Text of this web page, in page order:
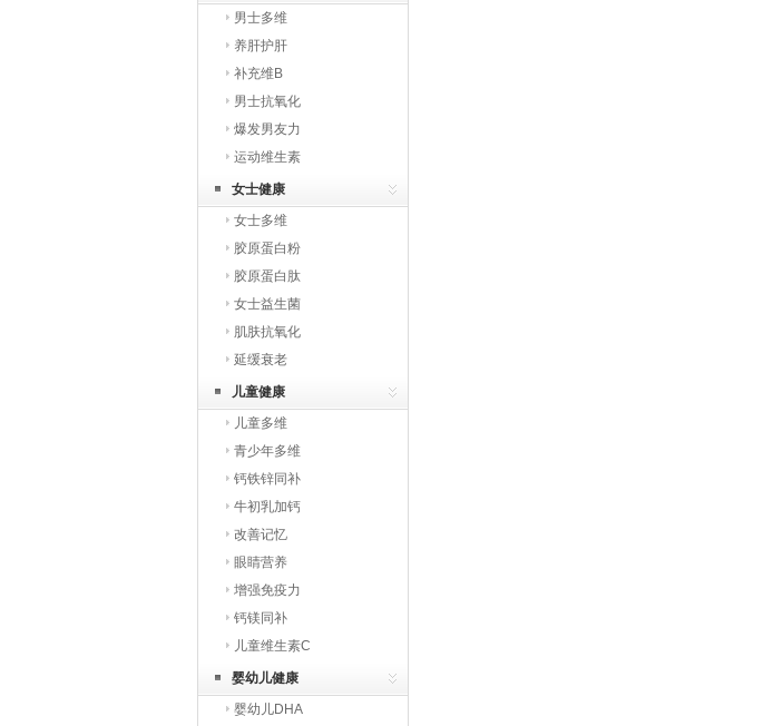
男士多维
养肝护肝
补充维B
男士抗氧化
爆发男友力
运动维生素
女士健康
女士多维
胶原蛋白粉
胶原蛋白肽
女士益生菌
肌肤抗氧化
延缓衰老
儿童健康
儿童多维
青少年多维
钙铁锌同补
牛初乳加钙
改善记忆
眼睛营养
增强免疫力
钙镁同补
儿童维生素C
婴幼儿健康
婴幼儿DHA